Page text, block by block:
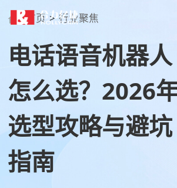
首页 > 行业聚焦
电话语音机器人
怎么选？2026
选型攻略与避坑
指南​